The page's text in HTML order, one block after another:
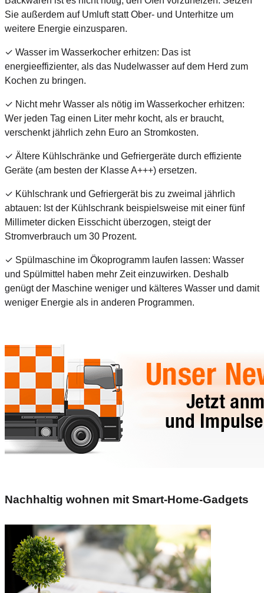
Sie außerdem auf Umluft statt Ober- und Unterhitze um
weitere Energie einzusparen.
✓ Wasser im Wasserkocher erhitzen: Das ist
energieeffizienter, als das Nudelwasser auf dem Herd zum
Kochen zu bringen.
✓ Nicht mehr Wasser als nötig im Wasserkocher erhitzen:
Wer jeden Tag einen Liter mehr kocht, als er braucht,
verschenkt jährlich zehn Euro an Stromkosten.
✓ Ältere Kühlschränke und Gefriergeräte durch effiziente
Geräte (am besten der Klasse A+++) ersetzen.
✓ Kühlschrank und Gefriergerät bis zu zweimal jährlich
abtauen: Ist der Kühlschrank beispielsweise mit einer fünf
Millimeter dicken Eisschicht überzogen, steigt der
Stromverbrauch um 30 Prozent.
✓ Spülmaschine im Ökoprogramm laufen lassen: Wasser
und Spülmittel haben mehr Zeit einzuwirken. Deshalb
genügt der Maschine weniger und kälteres Wasser und damit
weniger Energie als in anderen Programmen.
Nachhaltig wohnen mit Smart-Home-Gadgets